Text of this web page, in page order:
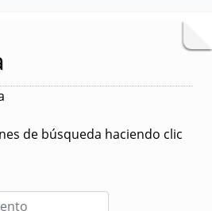
de búsqueda haciendo clic